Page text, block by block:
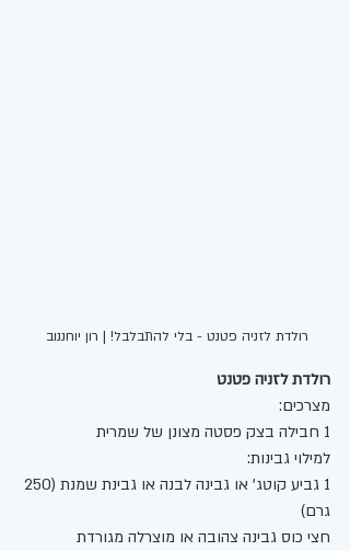
רולדת לזניה פטנט - בלי להתבלבל! | רון יוחננוב
רולדת לזניה פטנט
מצרכים:
1 חבילה בצק פסטה מצונן של שמרית
למילוי גבינות:
גרם)
חצי כוס גבינה צהובה או מוצרלה מגורדת